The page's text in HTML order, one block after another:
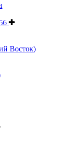
Восток)